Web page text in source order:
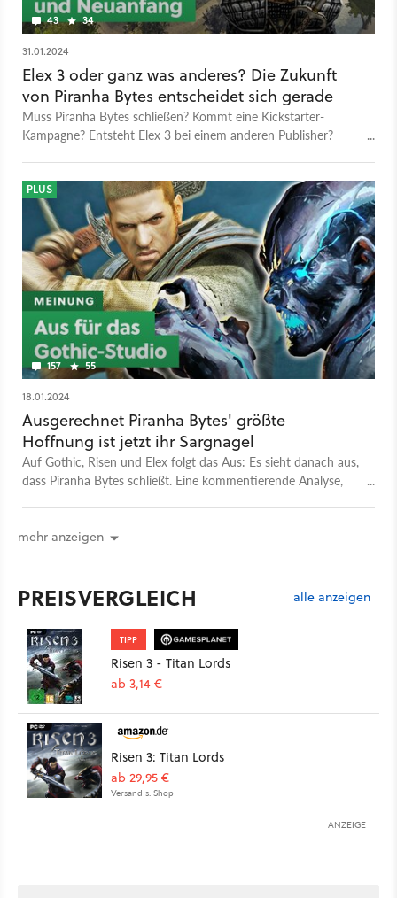
43 34
31.01.2024
Elex 3 oder ganz was anderes? Die Zukunft
von Piranha Bytes entscheidet sich gerade
Muss Piranha Bytes schließen? Kommt eine Kickstarter-
Kampagne? Entsteht Elex 3 bei einem anderen Publisher?
157 55
PLUS
18.01.2024
Ausgerechnet Piranha Bytes' größte
Hoffnung ist jetzt ihr Sargnagel
Auf Gothic, Risen und Elex folgt das Aus: Es sieht danach aus,
dass Piranha Bytes schließt. Eine kommentierende Analyse,
mehr anzeigen
PREISVERGLEICH alle anzeigen
TIPP
Risen 3 - Titan Lords
ab 3,14 €
Risen 3: Titan Lords
ab 29,95 €
Versand s. Shop
ANZEIGE